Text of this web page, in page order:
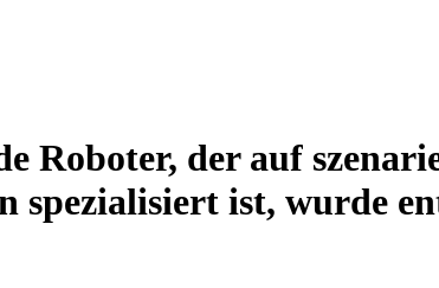
Roboter, der auf
spezialisiert ist, wurde